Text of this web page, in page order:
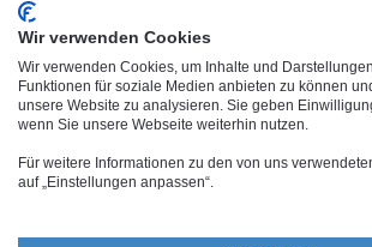
Wir verwenden Cookies
Wir verwenden Cookies, um Inhalte und
Funktionen für soziale Medien anbieten zu können
unsere Website zu analysieren. Sie geben
wenn Sie unsere Webseite weiterhin nutzen.
Für weitere Informationen zu den von uns
auf „Einstellungen anpassen“.